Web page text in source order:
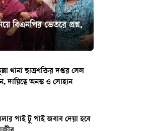
বিএনপির ভেতরে প্রশ্ন,
থানা ছাত্রশক্তির দপ্তর সেল
দায়িত্বে অনন্ত ও সোহান
পাই টু পাই জবাব দেয়া হবে